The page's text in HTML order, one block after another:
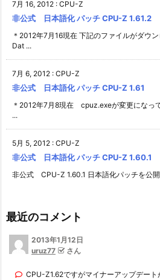
7月 16, 2012 : CPU-Z
非公式 日本語化 パッチ CPU-Z 1.61.2
＊2012年7月16現在 下記のファイルがダウン
Dat ...
7月 6, 2012 : CPU-Z
非公式 日本語化 パッチ CPU-Z 1.61
＊2012年7月8現在 cpuz.exeが変更になっ
...
5月 5, 2012 : CPU-Z
非公式 日本語化 パッチ CPU-Z 1.60.1
非公式 CPU-Z 1.60.1 日本語化パッチを公
最近のコメント
2013年1月12日
uruz77
さん
CPU-Z1.62ですがマイナーアップデー